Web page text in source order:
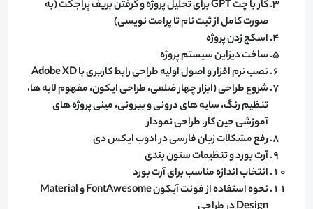
کار با چت GPT برای تحلیل پروژه و گرفتن بریف پراجکت (به
صورت کامل از ثبت نام تا پرامت نویسی)
اسکچ زدن پروژه
ساخت دیزاین سیستم پروژه
نصب نرم افزار و اصول اولیه طراحی رابط کاربری با Adobe XD
شروع طراحی (ابزار چهار ضلعی، طراحی ایکون، مفهوم لایه ها،
تنظیم رنگ، سایه های درونی و بیرونی، مینی پروژه های
آموزشی حین کار، طراحی نمودار
رفع مشکلات زبان فارسی در ادوب ایکس دی
آرت بورد و تنظیمات ستون بندی
انتخاب اندازه مناسب برای آرت بورد
نحوه استفاده از فونت آیکون FontAwesome و Material